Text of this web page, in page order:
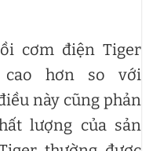
cơm điện Tiger
cao hơn so với
này cũng phản
lượng của sản